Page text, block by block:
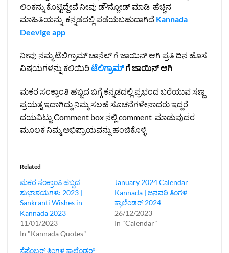
ಲಿಂಕನ್ನು ಕೊಟ್ಟಿದ್ದೇವೆ ನೀವು ಡೌನ್ಲೋಡ್ ಮಾಡಿ ಹೆಚ್ಚಿನ
ಮಾಹಿತಿಯನ್ನು ಕನ್ನಡದಲ್ಲಿ ಪಡೆಯಬಹುದಾಗಿದೆ Kannada
Deevige app
ನೀವು ನಮ್ಮ ಟೆಲಿಗ್ರಾಮ್ ಚಾನೆಲ್ ಗೆ ಜಾಯಿನ್ ಆಗಿ ಪ್ರತಿ ದಿನ ಹೊಸ
ವಿಷಯಗಳನ್ನು ಕಲಿಯಿರಿಟೆಲಿಗ್ರಾಮ್ಗೆ ಜಾಯಿನ್ ಆಗಿ
ಮಕರ ಸಂಕ್ರಾಂತಿ ಹಬ್ಬದ ಬಗ್ಗೆ ಕನ್ನಡದಲ್ಲಿ ಪ್ರಭಂದ ಬರೆಯುವ ಸಣ್ಣ
ಪ್ರಯತ್ನ ಇದಾಗಿದ್ದು ನಿಮ್ಮ ಸಲಹೆ ಸೂಚನೆಗಳೇನಾದರು ಇದ್ದರೆ
ದಯವಿಟ್ಟು Comment box ನಲ್ಲಿ comment ಮಾಡುವುದರ
ಮೂಲಕ ನಿಮ್ಮ ಅಭಿಪ್ರಾಯವನ್ನು ಹಂಚಿಕೊಳ್ಳಿ
Related
ಮಕರ ಸಂಕ್ರಾಂತಿ ಹಬ್ಬದ
ಶುಭಾಶಯಗಳು 2023 |
Sankranti Wishes in
Kannada 2023
11/01/2023
In "Kannada Quotes"
January 2024 Calendar
Kannada | ಜನವರಿ ತಿಂಗಳ
ಕ್ಯಾಲೆಂಡರ್ 2024
26/12/2023
In "Calendar"
ಸೆಪ್ಟೆಂಬರ್‌ ತಿಂಗಳ ಕ್ಯಾಲೆಂಡರ್‌